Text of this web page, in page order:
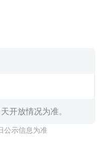
开放情况为准。
公示信息为准